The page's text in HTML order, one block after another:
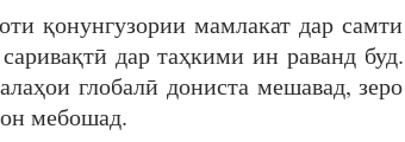
қонунгузории мамлакат дар самти
дар таҳкими ин раванд буд.
глобалӣ дониста мешавад, зеро
мебошад.